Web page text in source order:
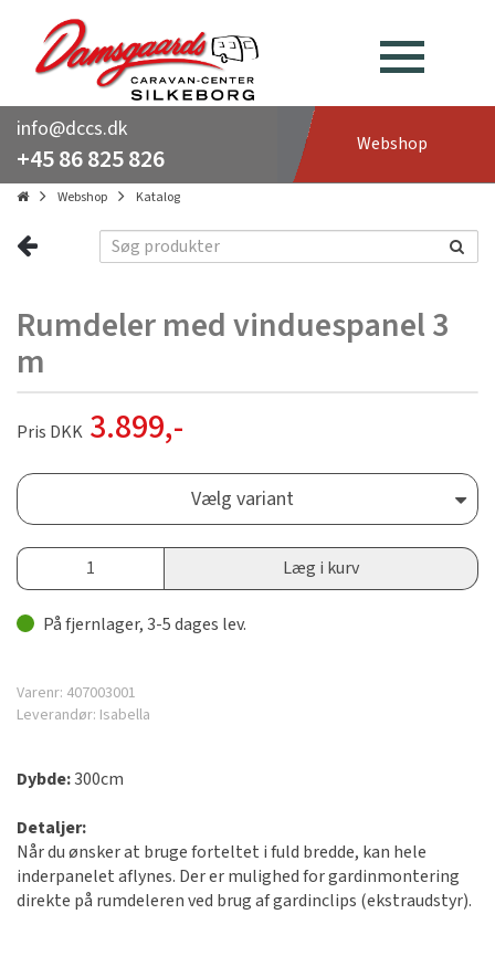
info@dccs.dk
+45 86 825 826 Webshop
Webshop Katalog
Rumdeler med vinduespanel 3
m
Pris DKK 3.899,-
Vælg variant
Læg i kurv
På fjernlager, 3-5 dages lev.
Varenr: 407003001
Leverandør: Isabella
Dybde:300cm
Detaljer:
Når du ønsker at bruge forteltet i fuld bredde, kan hele
inderpanelet aflynes. Der er mulighed for gardinmontering
direkte på rumdeleren ved brug af gardinclips (ekstraudstyr).